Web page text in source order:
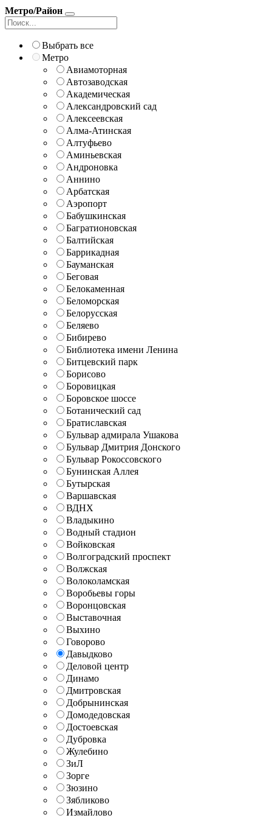
Метро/Район
Выбрать все
Метро
Авиамоторная
Автозаводская
Академическая
Александровский сад
Алексеевская
Алма-Атинская
Алтуфьево
Аминьевская
Андроновка
Аннино
Арбатская
Аэропорт
Бабушкинская
Багратионовская
Балтийская
Баррикадная
Бауманская
Беговая
Белокаменная
Беломорская
Белорусская
Беляево
Бибирево
Библиотека имени Ленина
Битцевский парк
Борисово
Боровицкая
Боровское шоссе
Ботанический сад
Братиславская
Бульвар адмирала Ушакова
Бульвар Дмитрия Донского
Бульвар Рокоссовского
Бунинская Аллея
Бутырская
Варшавская
ВДНХ
Владыкино
Водный стадион
Войковская
Волгоградский проспект
Волжская
Волоколамская
Воробьевы горы
Воронцовская
Выставочная
Выхино
Говорово
Давыдково
Деловой центр
Динамо
Дмитровская
Добрынинская
Домодедовская
Достоевская
Дубровка
Жулебино
ЗиЛ
Зорге
Зюзино
Зябликово
Измайлово